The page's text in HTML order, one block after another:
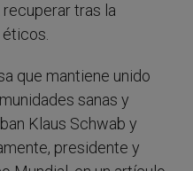
tras la
que mantiene unido
sanas y
Klaus Schwab y
presidente y